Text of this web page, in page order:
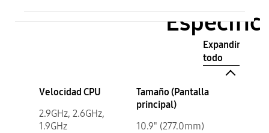
Expandir
todo
Velocidad CPU
2.9GHz, 2.6GHz,
1.9GHz
Tamaño (Pantalla
principal)
10.9" (277.0mm)